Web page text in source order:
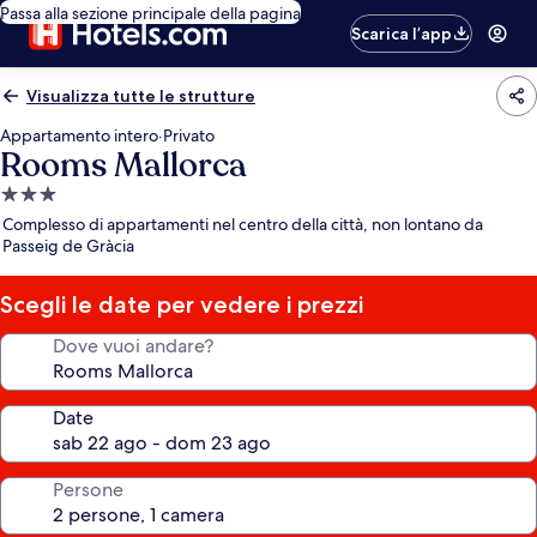
Passa alla sezione principale della pagina
Scarica l’app
Visualizza tutte le strutture
Appartamento intero·Privato
Rooms Mallorca
Struttura
a
3.0
stelle
Complesso di appartamenti nel centro della città, non lontano da
Passeig de Gràcia
Scegli le date per vedere i prezzi
Dove vuoi andare?
Date
Persone